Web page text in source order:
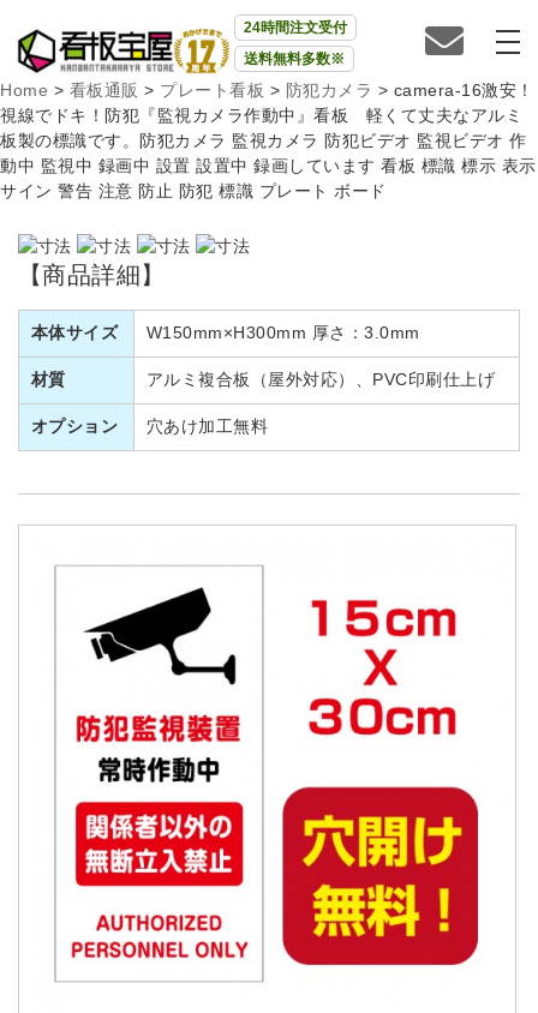
24時間注文受付
送料無料多数※
Home > 看板通販 > プレート看板 > 防犯カメラ > camera-16激安！
視線でドキ！防犯『監視カメラ作動中』看板 軽くて丈夫なアルミ
板製の標識です。防犯カメラ 監視カメラ 防犯ビデオ 監視ビデオ 作
動中 監視中 録画中 設置 設置中 録画しています 看板 標識 標示 表示
サイン 警告 注意 防止 防犯 標識 プレート ボード
【商品詳細】
本体サイズ W150mm×H300mm 厚さ：3.0mm
材質 アルミ複合板（屋外対応）、PVC印刷仕上げ
オプション 穴あけ加工無料